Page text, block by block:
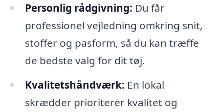
Personlig rådgivning: Du får
professionel vejledning omkring snit,
stoffer og pasform, så du kan træffe
de bedste valg for dit tøj.
Kvalitetshåndværk: En lokal
skrædder prioriterer kvalitet og